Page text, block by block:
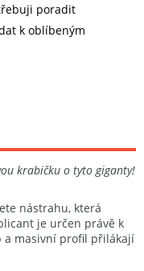
poradit
k oblíbeným
krabičku o tyto giganty!
nástrahu, která
je určen právě k
a masivní profil přilákají